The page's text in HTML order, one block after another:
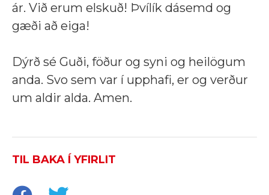
ár. Við erum elskuð! Þvílík dásemd og
gæði að eiga!
Dýrð sé Guði, föður og syni og heilögum
anda. Svo sem var í upphafi, er og verður
um aldir alda. Amen.
TIL BAKA Í YFIRLIT